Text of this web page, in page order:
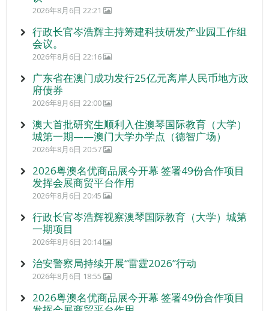
2026年8月6日 22:21
行政长官岑浩辉主持筹建科技研发产业园工作组
会议。
2026年8月6日 22:16
广东省在澳门成功发行25亿元离岸人民币地方政
府债券
2026年8月6日 22:00
澳大首批研究生顺利入住澳琴国际教育（大学）
城第一期——澳门大学办学点（德智广场）
2026年8月6日 20:57
2026粤澳名优商品展今开幕 签署49份合作项目
发挥会展商贸平台作用
2026年8月6日 20:45
行政长官岑浩辉视察澳琴国际教育（大学）城第
一期项目
2026年8月6日 20:14
治安警察局持续开展“雷霆2026”行动
2026年8月6日 18:55
2026粤澳名优商品展今开幕 签署49份合作项目